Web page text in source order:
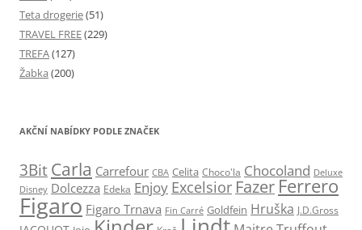
Teta drogerie(51)
TRAVEL FREE(229)
TREFA(127)
Žabka (200)
AKČNÍ NABÍDKY PODLE ZNAČEK
3Bit Carla Carrefour CBA Celita Choco'la Chocoland Deluxe
Disney Dolcezza Edeka Enjoy Excelsior FazerFerrero
Figaro Figaro Trnava Fin Carré Goldfein Hruška J.D.Gross